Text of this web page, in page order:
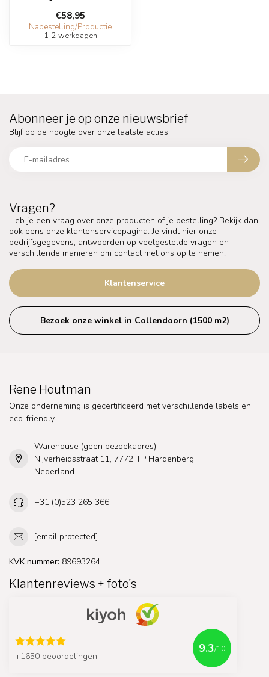
€58,95
Nabestelling/Productie
1-2 werkdagen
Vragen?
Heb je een vraag over onze producten of je bestelling? Bekijk dan
ook eens onze klantenservicepagina. Je vindt hier onze
bedrijfsgegevens, antwoorden op veelgestelde vragen en
verschillende manieren om contact met ons op te nemen.
Klantenservice
Bezoek onze winkel in Collendoorn (1500 m2)
Abonneer je op onze nieuwsbrief
Blijf op de hoogte over onze laatste acties
Rene Houtman
Onze onderneming is gecertificeerd met verschillende labels en
eco-friendly.
Warehouse (geen bezoekadres)
Nijverheidsstraat 11, 7772 TP Hardenberg
Nederland
+31 (0)523 265 366
[email protected]
KVK nummer: 89693264
Klantenreviews + foto's
+1650 beoordelingen
9.3/10